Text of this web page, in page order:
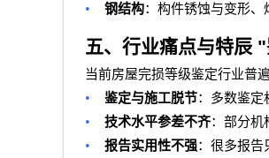
• 钢结构：构件锈蚀与变形
五、行业痛点与特辰 "
当前房屋完损等级鉴定行业普
• 鉴定与施工脱节：多数鉴定
• 技术水平参差不齐：部分机
• 报告实用性不强：很多报告